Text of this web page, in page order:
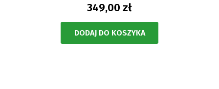
349,00 zł
DODAJ DO KOSZYKA